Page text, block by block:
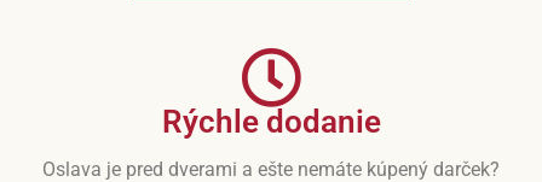
Rýchle dodanie
Oslava je pred dverami a ešte nemáte kúpený darček?